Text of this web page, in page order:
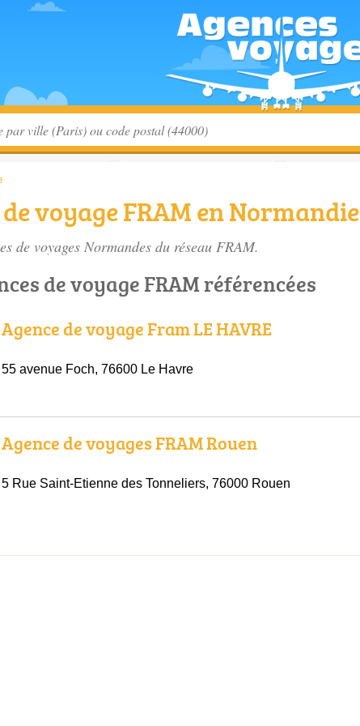
voyage FRAM en Normandie
de voyages Normandes du réseau FRAM.
de voyage FRAM référencées
Agence de voyage Fram LE HAVRE
55 avenue Foch, 76600 Le Havre
Agence de voyages FRAM Rouen
5 Rue Saint-Etienne des Tonneliers, 76000 Rouen